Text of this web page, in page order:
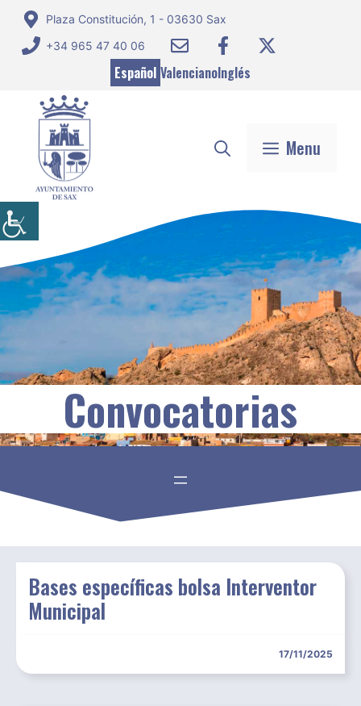
Saltar
contenido
Plaza Constitución, 1 - 03630 Sax
+34 965 47 40 06
Español ValencianoInglés
Menu
Convocatorias
Bases específicas bolsa Interventor
Municipal
17/11/2025